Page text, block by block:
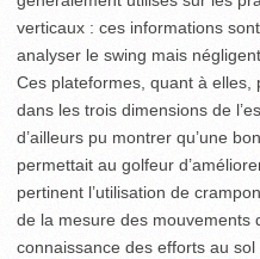
verticaux : ces informations
analyser le swing mais
Ces plateformes, quant à
dans les trois dimensions de
d’ailleurs pu montrer qu’une
permettait au golfeur
pertinent l’utilisation de
de la mesure des mouvements
connaissance des efforts au